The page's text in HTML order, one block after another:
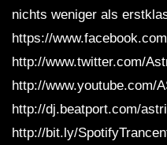
nichts weniger als
https://
http://www.twitter.com/
http://www.youtube.com/
http://dj.beatport.com/
http://bit.ly/